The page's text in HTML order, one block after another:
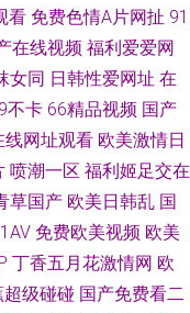
看 免费色情A片网扯 91
在线视频 福利爱爱网
女同 日韩性爱网址 在
不卡 66精品视频 国产
线网址观看 欧美激情日
喷潮一区 福利姬足交在
草国产 欧美日韩乱 国
免费欧美视频 欧美
丁香五月花激情网 欧
超级碰碰 国产免费看二